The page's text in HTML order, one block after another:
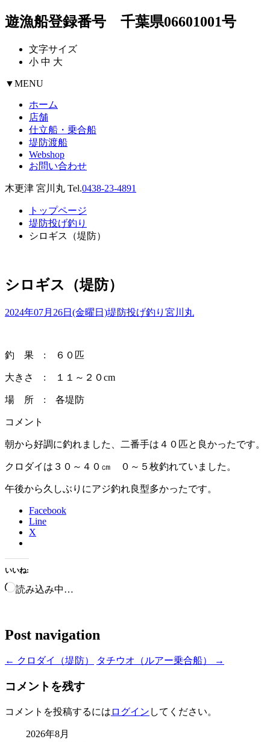
遊漁船登録番号 千葉県06601001号
文字サイズ
小 中 大
▼MENU
ホーム
店舗
仕立船・乗合船
堤防渡船
Webshop
お問い合わせ
木更津 宮川丸 Tel.0438-23-4891
トップページ
堤防投げ釣り
シロギス（堤防）
シロギス（堤防）
2024年07月26日(金曜日)堤防投げ釣り 宮川丸
釣 果 : ６０匹
大きさ : １１～２０cm
場 所 : 各堤防
コメント
朝から好調に釣れました、二番手は４０匹と良かったです。
クロダイは３０～４０㎝ ０～５枚釣れていました。
午後から久しぶりにアジ釣れ良型多かったです。
Facebook
Line
X
いいね:
読み込み中…
Post navigation
← クロダイ（堤防） タチウオ（ルアー乗合船） →
コメントを残す
コメントを投稿するには ログイン してください。
2026年8月